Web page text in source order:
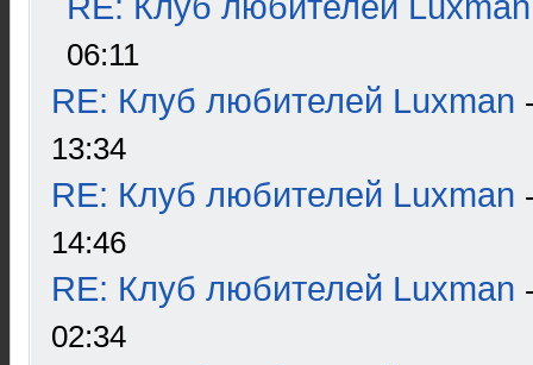
06:11
RE: Клуб любителей Luxman
13:34
RE: Клуб любителей Luxman
14:46
RE: Клуб любителей Luxman
02:34